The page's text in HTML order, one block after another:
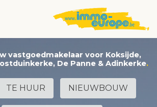
vastgoedmakelaar voor Koksijde,
De Panne & Adinkerke
TE HUUR NIEUWBOUW